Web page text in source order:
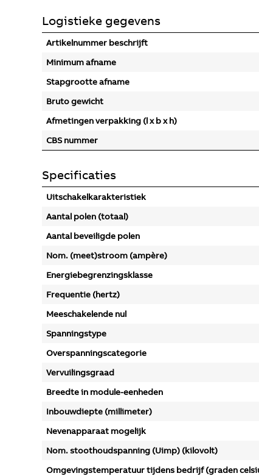
Logistieke gegevens
Artikelnummer beschrijft
Minimum afname
Stapgrootte afname
Bruto gewicht
Afmetingen verpakking (l x b x h)
CBS nummer
Specificaties
Uitschakelkarakteristiek
Aantal polen (totaal)
Aantal beveiligde polen
Nom. (meet)stroom (ampère)
Energiebegrenzingsklasse
Frequentie (hertz)
Meeschakelende nul
Spanningstype
Overspanningscategorie
Vervuilingsgraad
Breedte in module-eenheden
Inbouwdiepte (millimeter)
Nevenapparaat mogelijk
Nom. stoothoudspanning (Uimp) (kilovolt)
Omgevingstemperatuur tijdens bedrijf (graden